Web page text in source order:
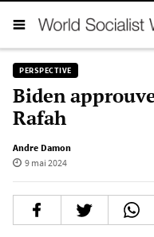
PERSPECTIVE
Biden
Rafah
Andre Damon
9 mai 2024